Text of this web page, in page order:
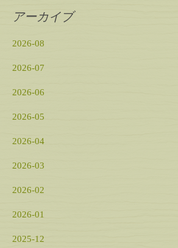
アーカイブ
2026-08
2026-07
2026-06
2026-05
2026-04
2026-03
2026-02
2026-01
2025-12